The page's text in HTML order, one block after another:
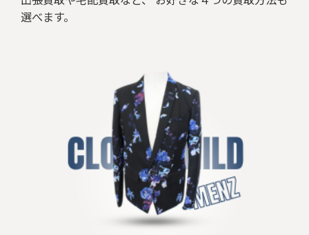
ベルト/小物
ネックレス/ペンダント
選べます。